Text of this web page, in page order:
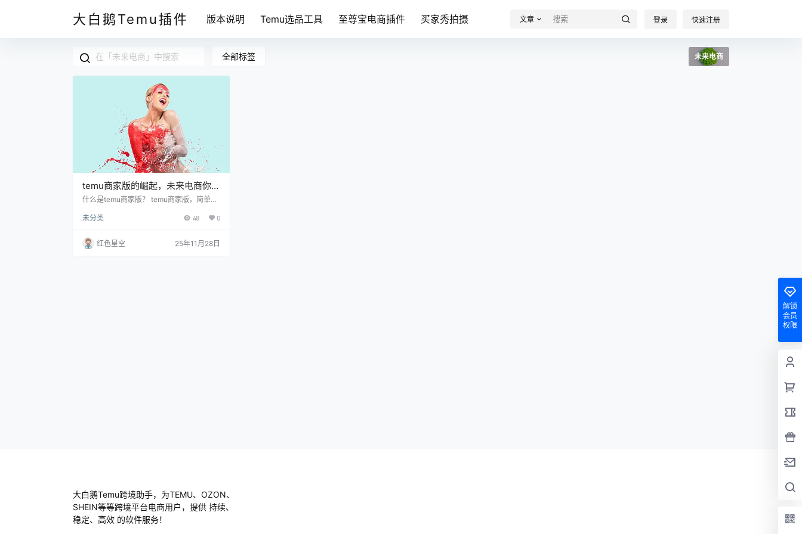
大白鹅Temu插件 版本说明 Temu选品工具 至尊宝电商插件 买家秀拍摄 文章 登录 快速注册
全部标签 未来电商
temu商家版的崛起，未来电商你准
备好了吗？
什么是temu商家版？ temu商家版，简单来
提供的工具和服务。想想你在网上购物的时
商家在运作。之前很多商家在开店时，总是
要应对复杂的流程和高昂的费用，搞得人心
未分类 48 0
红色星空 25年11月28日
解锁
会员
权限
大白鹅Temu跨境助手，为TEMU、OZON、
SHEIN等等跨境平台电商用户，提供 持续、
稳定、高效 的软件服务！